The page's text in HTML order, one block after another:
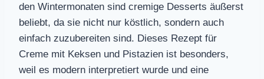
den Wintermonaten sind cremige Desserts äußerst
beliebt, da sie nicht nur köstlich, sondern auch
einfach zuzubereiten sind. Dieses Rezept für
Creme mit Keksen und Pistazien ist besonders,
weil es modern interpretiert wurde und eine